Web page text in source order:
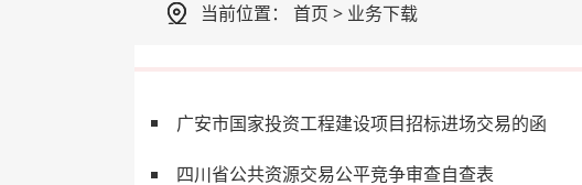
当前位置： 首页 > 业务下载
广安市国家投资工程建设项目招标进场交易的函
四川省公共资源交易公平竞争审查自查表